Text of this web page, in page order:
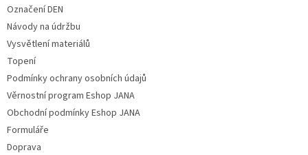
Označení DEN
Návody na údržbu
Vysvětlení materiálů
Topení
Podmínky ochrany osobních údajů
Věrnostní program Eshop JANA
Obchodní podmínky Eshop JANA
Formuláře
Doprava